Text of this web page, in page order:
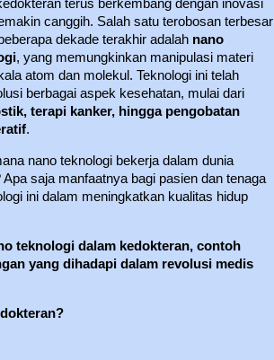
terus berkembang dengan inovasi
canggih. Salah satu terobosan terbesar
dekade terakhir adalah nano
, yang memungkinkan manipulasi materi
atom dan molekul. Teknologi ini telah
berbagai aspek kesehatan, mulai dari
terapi kanker, hingga pengobatan
.
nano teknologi bekerja dalam dunia
Apa saja manfaatnya bagi pasien dan tenaga
ini dalam meningkatkan kualitas hidup
teknologi dalam kedokteran, contoh
yang dihadapi dalam revolusi medis